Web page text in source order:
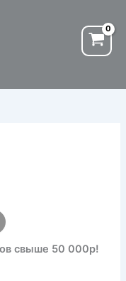
свыше 50 000р!